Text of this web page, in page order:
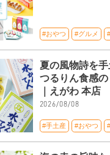
#おやつ #グルメ
夏の風物詩を
つるりん食感の
｜えがわ 本店
2026/08/08
#手土産 #おやつ